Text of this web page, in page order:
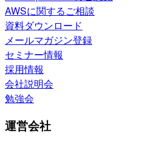
AWSに関するご相談
資料ダウンロード
メールマガジン登録
セミナー情報
採用情報
会社説明会
勉強会
運営会社